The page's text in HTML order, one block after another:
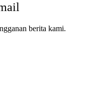
berita kami.